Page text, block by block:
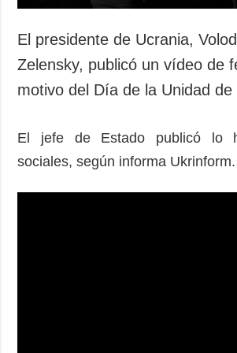
El presidente de Ucrania,
Zelensky, publicó un vídeo de
motivo del Día de la Unidad de
El jefe de Estado publicó lo
sociales, según informa Ukrinform.